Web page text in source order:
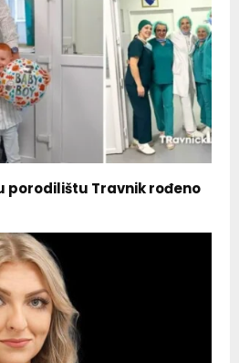
porodilištu Travnik rođeno